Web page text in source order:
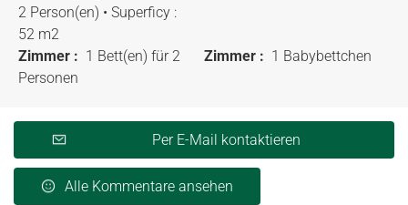
2 Person(en) • Superficy :
52 m2
Zimmer : 1 Bett(en) für 2
Personen
Zimmer : 1 Babybettchen
Per E-Mail kontaktieren
Alle Kommentare ansehen